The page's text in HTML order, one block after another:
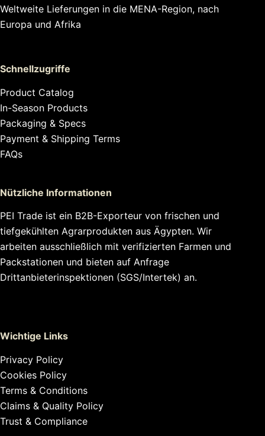
Weltweite Lieferungen in die MENA-Region, nach
Europa und Afrika
Schnellzugriffe
Product Catalog
In-Season Products
Packaging & Specs
Payment & Shipping Terms
FAQs
Nützliche Informationen
PEI Trade ist ein B2B-Exporteur von frischen und
tiefgekühlten Agrarprodukten aus Ägypten. Wir
arbeiten ausschließlich mit verifizierten Farmen und
Packstationen und bieten auf Anfrage
Drittanbieterinspektionen (SGS/Intertek) an.
Wichtige Links
Privacy Policy
Cookies Policy
Terms & Conditions
Claims & Quality Policy
Trust & Compliance